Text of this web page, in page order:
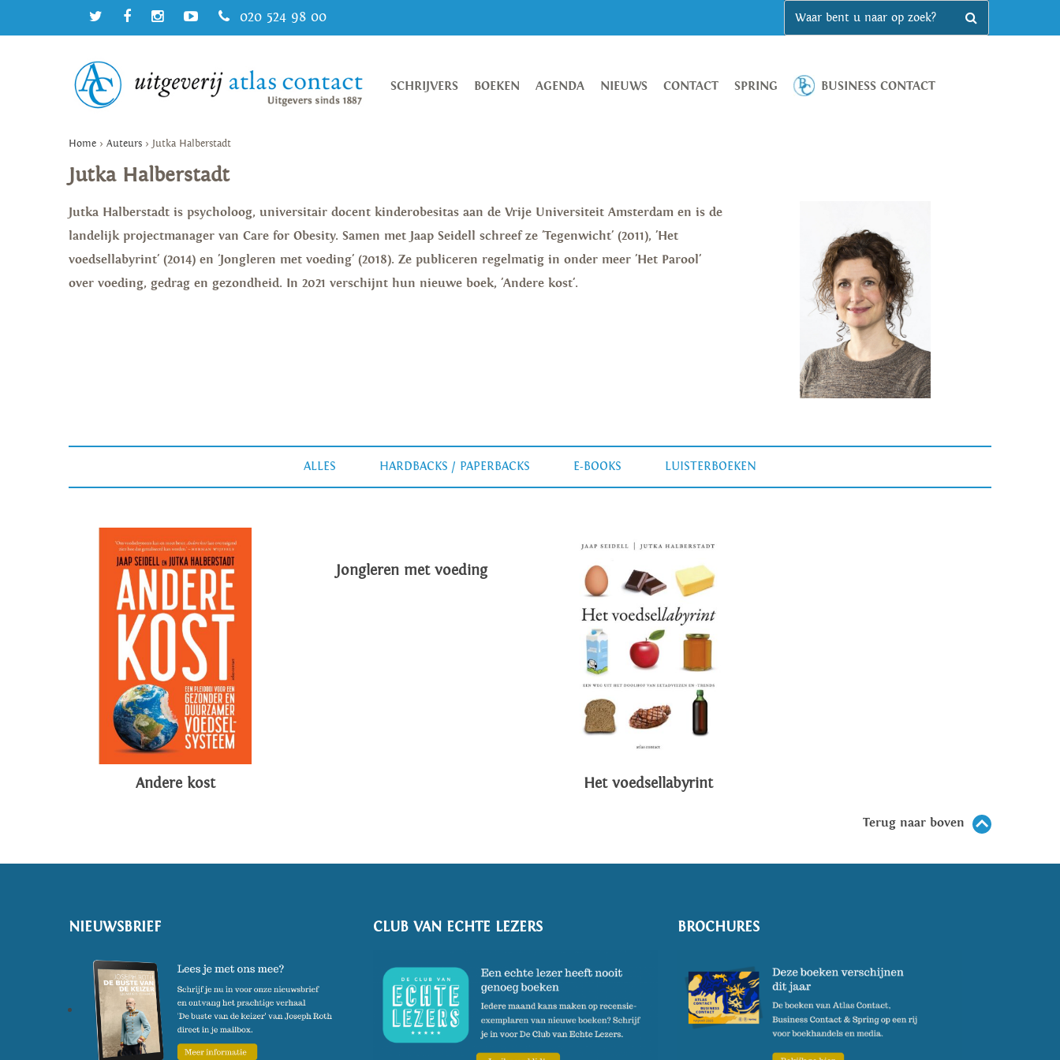
020 524 98 00
SCHRIJVERS BOEKEN AGENDA NIEUWS CONTACT SPRING BUSINESS CONTACT
Home > Auteurs > Jutka Halberstadt
Jutka Halberstadt
Jutka Halberstadt is psycholoog, universitair docent kinderobesitas aan de Vrije Universiteit Amsterdam en is de
landelijk projectmanager van Care for Obesity. Samen met Jaap Seidell schreef ze 'Tegenwicht' (2011), 'Het
voedsellabyrint' (2014) en 'Jongleren met voeding' (2018). Ze publiceren regelmatig in onder meer 'Het Parool'
over voeding, gedrag en gezondheid. In 2021 verschijnt hun nieuwe boek, 'Andere kost'.
ALLES HARDBACKS / PAPERBACKS E-BOOKS LUISTERBOEKEN
Andere kost
Jongleren met voeding
Het voedsellabyrint
Terug naar boven
NIEUWSBRIEF CLUB VAN ECHTE LEZERS BROCHURES